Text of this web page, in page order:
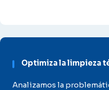
Optimiza la limpieza
Analizamos la